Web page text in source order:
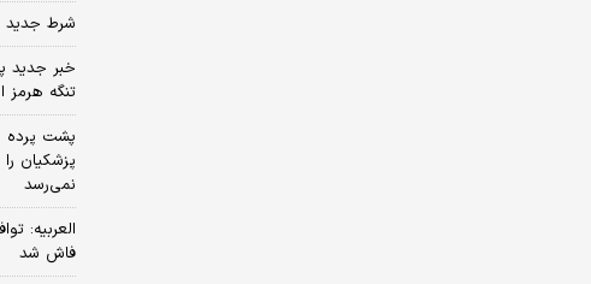
شرط جدید
خبر جدید
تنگه هرمز
پشت پرده
پزشکیان
نمی‌رسد
فاش شد